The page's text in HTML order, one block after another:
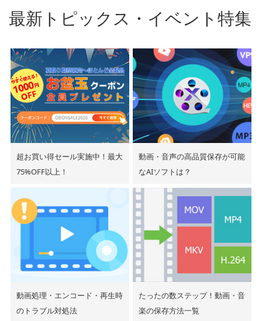
最新トピックス・イベント特集
超お買い得セール実施中！最大
75%OFF以上！
動画・音声の高品質保存が可能
なAIソフトは？
動画処理・エンコード・再生時
のトラブル対処法
たったの数ステップ！動画・音
楽の保存方法一覧